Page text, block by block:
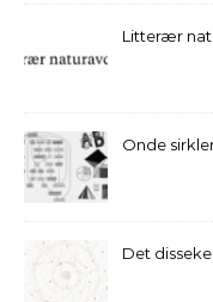
Litterær
Onde
Det